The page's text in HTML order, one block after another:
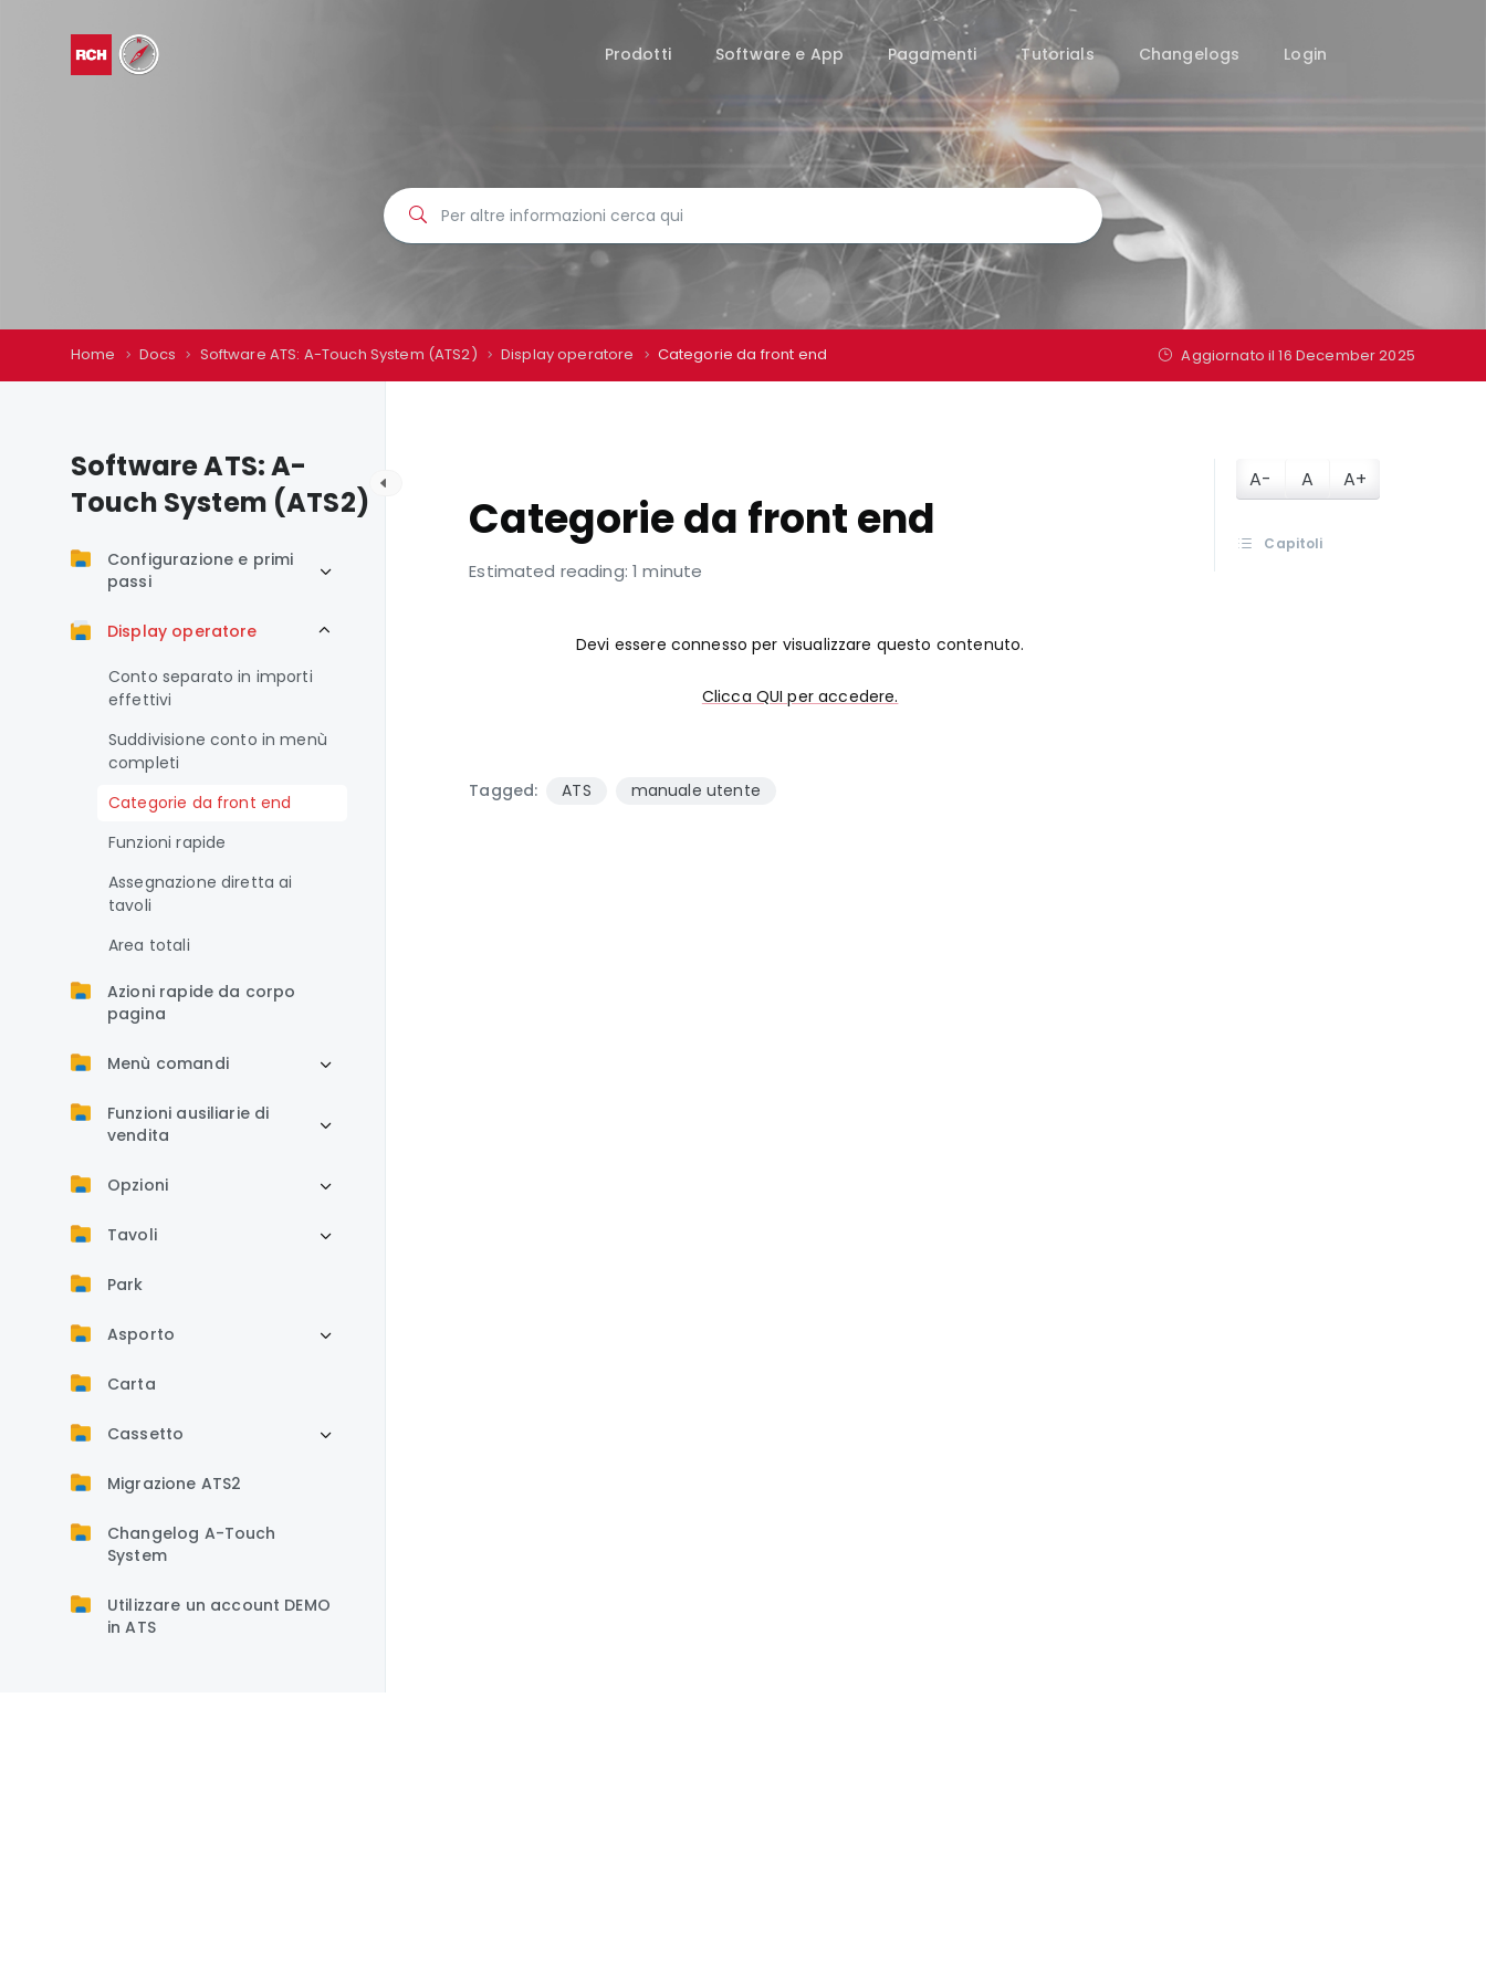
Prodotti Software e App Pagamenti Tutorials Changelogs Login
Home Docs Software ATS: A-Touch System (ATS2) Display operatore Categorie da front end Aggiornato il16 December 2025
Software ATS: A-
Touch System (ATS2)
Configurazione e primi
passi
Display operatore
Conto separato in importi
effettivi
Suddivisione conto in menù
completi
Categorie da front end
Funzioni rapide
Assegnazione diretta ai
tavoli
Area totali
Azioni rapide da corpo
pagina
Menù comandi
Funzioni ausiliarie di
vendita
Opzioni
Tavoli
Park
Asporto
Carta
Cassetto
Migrazione ATS2
Changelog A-Touch
System
Utilizzare un account DEMO
in ATS
Categorie da front end
Estimated reading: 1 minute
Devi essere connesso per visualizzare questo contenuto.
Clicca QUI per accedere.
Tagged: ATS manuale utente
A- A A+
Capitoli